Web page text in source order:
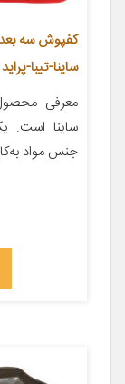
کفپوش سه
ساینا-تیبا-پراید
معرفی
ساینا است.
جنس مواد